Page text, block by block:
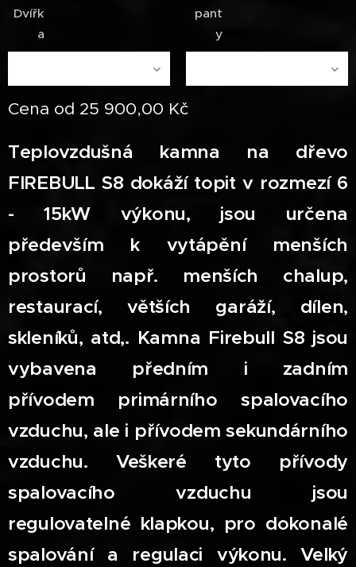
Dvířk
a
pant
y
Cena od 25 900,00 Kč
Teplovzdušná kamna na dřevo
FIREBULL S8 dokáží topit v rozmezí 6
- 15kW výkonu, jsou určena
především k vytápění menších
prostorů např. menších chalup,
restaurací, větších garáží, dílen,
skleníků, atd,. Kamna Firebull S8 jsou
vybavena předním i zadním
přívodem primárního spalovacího
vzduchu, ale i přívodem sekundárního
vzduchu. Veškeré tyto přívody
spalovacího vzduchu jsou
regulovatelné klapkou, pro dokonalé
spalování a regulaci výkonu. Velký